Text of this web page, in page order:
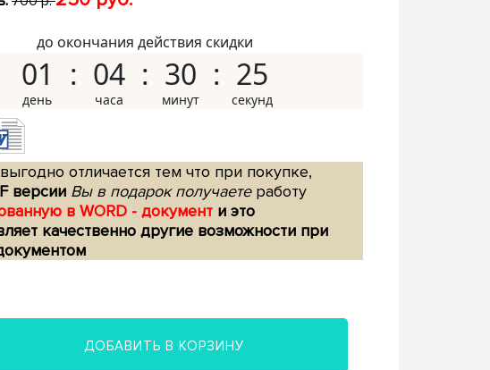
до окончания действия скидки
01 04 30 24
отличается тем что при покупке,
версии Вы в подарок получаетеработу
в WORD - документ и это
качественно другие возможности при
ДОБАВИТЬ В КОРЗИНУ